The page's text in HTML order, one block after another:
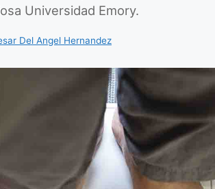
Universidad Emory.
Del Angel Hernandez